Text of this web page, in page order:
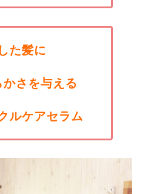
た髪に
さを与える
ルケアセラム